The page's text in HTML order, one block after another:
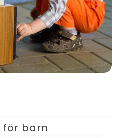
för barn